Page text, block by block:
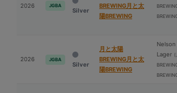
2026 JGBA
Silver
BREWING⽉と太
陽BREWING
2026 JGBA
Silver
⽉と太陽
BREWING⽉と太
陽BREWING
Nelson
Lager (